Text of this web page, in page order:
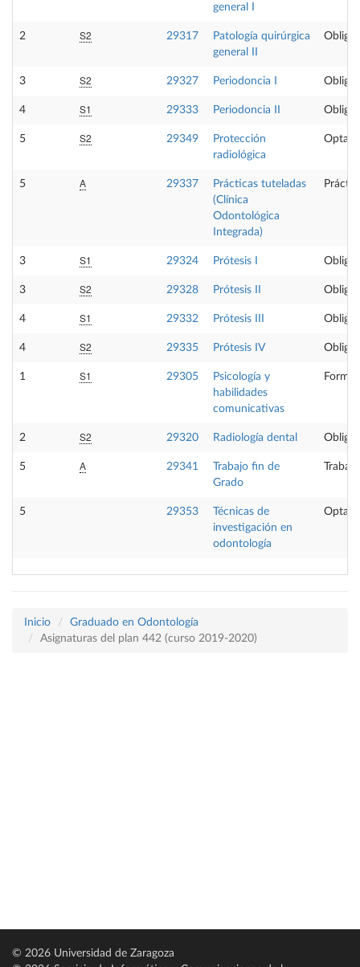
general I
2 S2 29317
Patología quirúrgica
general II
3 S2 29327 Periodoncia I
4 S1 29333 Periodoncia II
5 S2 29349
Protección
radiológica
5 A 29337
Prácticas tuteladas
(Clínica
Odontológica
Integrada)
3 S1 29324 Prótesis I
3 S2 29328 Prótesis II
4 S1 29332 Prótesis III
4 S2 29335 Prótesis IV
1 S1 29305
Psicología y
habilidades
comunicativas
2 S2 29320 Radiología dental
5 A 29341
Trabajo fin de
Grado
5 29353
Técnicas de
investigación en
odontología
Inicio
Graduado en Odontología
Asignaturas del plan 442 (curso 2019-2020)
© 2026 Universidad de Zaragoza